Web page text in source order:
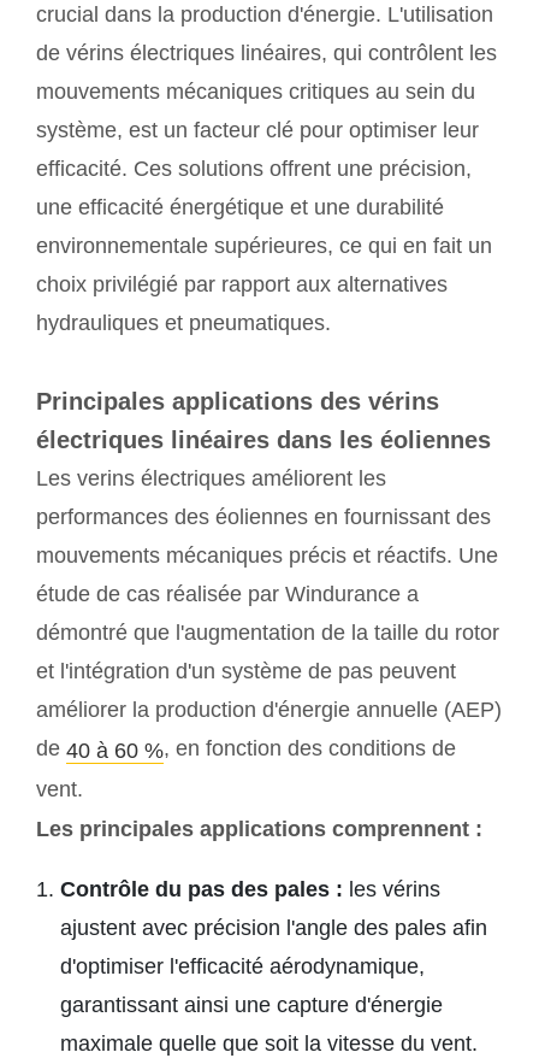
crucial dans la production d'énergie. L'utilisation
de vérins électriques linéaires, qui contrôlent les
mouvements mécaniques critiques au sein du
système, est un facteur clé pour optimiser leur
efficacité. Ces solutions offrent une précision,
une efficacité énergétique et une durabilité
environnementale supérieures, ce qui en fait un
choix privilégié par rapport aux alternatives
hydrauliques et pneumatiques.
Principales applications des vérins
électriques linéaires dans les éoliennes
Les verins électriques améliorent les
performances des éoliennes en fournissant des
mouvements mécaniques précis et réactifs. Une
étude de cas réalisée par Windurance a
démontré que l'augmentation de la taille du rotor
et l'intégration d'un système de pas peuvent
améliorer la production d'énergie annuelle (AEP)
de 40 à 60 %, en fonction des conditions de
vent.
Les principales applications comprennent :
Contrôle du pas des pales : les vérins
ajustent avec précision l'angle des pales afin
d'optimiser l'efficacité aérodynamique,
garantissant ainsi une capture d'énergie
maximale quelle que soit la vitesse du vent.